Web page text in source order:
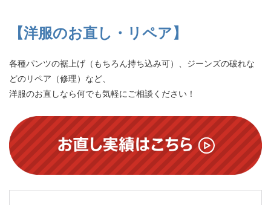
【洋服のお直し・リペア】
各種パンツの裾上げ（もちろん持ち込み可）、ジーンズの破れな
どのリペア（修理）など、
洋服のお直しなら何でも気軽にご相談ください！